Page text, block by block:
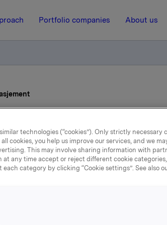
Portfolio companies About us
6 September 2012, 15:35
Åge
vedtatt å forlenge Åge Korsvolds
technologies (“cookies”). Only strictly necessary
cookies, you help us improve our services, and we
This may involve sharing information with
at any time accept or reject different cookie
category by clicking “Cookie settings”. See also